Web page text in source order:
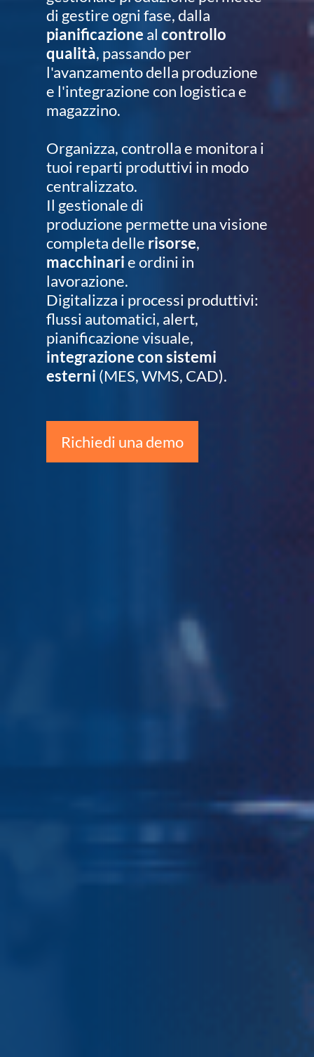
di gestire ogni fase, dalla
pianificazione al controllo
qualità, passando per
l'avanzamento della produzione
e l'integrazione con logistica e
magazzino.
Organizza, controlla e monitora i
tuoi reparti produttivi in modo
centralizzato.
Il gestionale di
produzione permette una visione
completa delle risorse,
macchinarie ordini in
lavorazione.
Digitalizza i processi produttivi:
flussi automatici, alert,
pianificazione visuale,
integrazione con sistemi
esterni (MES, WMS, CAD).
Richiedi una demo